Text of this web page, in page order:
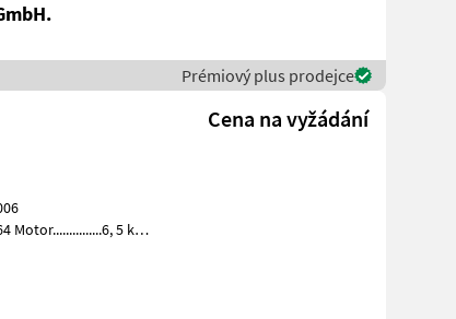
Prémiový plus prodejce
Cena na vyžádání